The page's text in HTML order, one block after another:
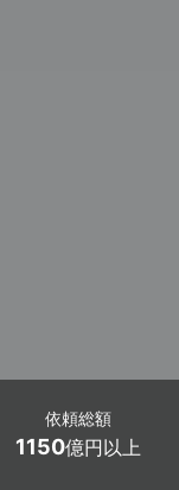
依頼総額
1150億円以上